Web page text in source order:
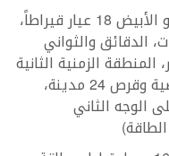
: مصنوعة من الذهب الأحمر أو الأبيض 18 عيار قيراطاً،
الدقائق والثواني
الزمنية الثانية
والثالثة مع خريطة لنصف الكرة الأرضية وقرص 24 مدينة،
الوجه الثاني